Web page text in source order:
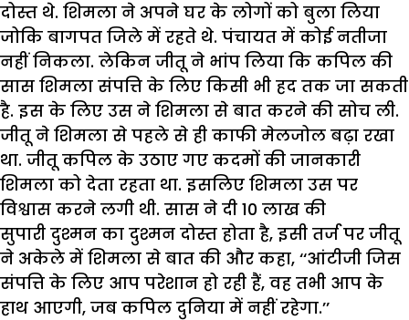
दोस्त थे. शिमला ने अपने घर के लोगों को बुला लिया
जोकि बागपत जिले में रहते थे. पंचायत में कोई नतीजा
नहीं निकला. लेकिन जीतू ने भांप लिया कि कपिल की
सास शिमला संपत्ति के लिए किसी भी हद तक जा सकती
है. इस के लिए उस ने शिमला से बात करने की सोच ली.
जीतू ने शिमला से पहले से ही काफी मेलजोल बढ़ा रखा
था. जीतू कपिल के उठाए गए कदमों की जानकारी
शिमला को देता रहता था. इसलिए शिमला उस पर
विश्वास करने लगी थी. सास ने दी 10 लाख की
सुपारी दुश्मन का दुश्मन दोस्त होता है, इसी तर्ज पर जीतू
ने अकेले में शिमला से बात की और कहा, ‘‘आंटीजी जिस
संपत्ति के लिए आप परेशान हो रही हैं, वह तभी आप के
हाथ आएगी, जब कपिल दुनिया में नहीं रहेगा.’’